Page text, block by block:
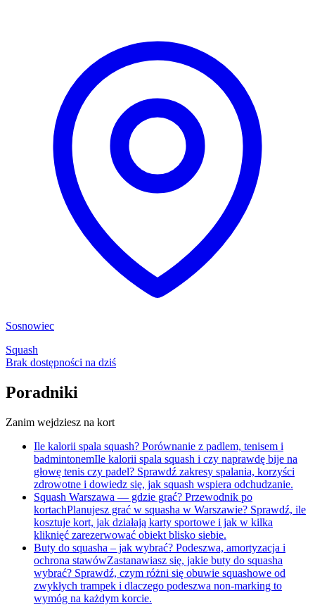
Sosnowiec
Squash
Brak dostępności na dziś
Poradniki
Zanim wejdziesz na kort
Ile kalorii spala squash? Porównanie z padlem, tenisem i
badmintonemIle kalorii spala squash i czy naprawdę bije na
głowę tenis czy padel? Sprawdź zakresy spalania, korzyści
zdrowotne i dowiedz się, jak squash wspiera odchudzanie.
Squash Warszawa — gdzie grać? Przewodnik po
kortachPlanujesz grać w squasha w Warszawie? Sprawdź, ile
kosztuje kort, jak działają karty sportowe i jak w kilka
kliknięć zarezerwować obiekt blisko siebie.
Buty do squasha – jak wybrać? Podeszwa, amortyzacja i
ochrona stawówZastanawiasz się, jakie buty do squasha
wybrać? Sprawdź, czym różni się obuwie squashowe od
zwykłych trampek i dlaczego podeszwa non-marking to
wymóg na każdym korcie.